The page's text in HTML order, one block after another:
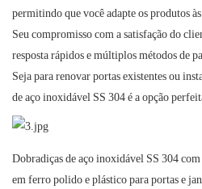
permitindo que você adapte os produtos
Seu compromisso com a satisfação do
resposta rápidos e múltiplos métodos de
Seja para renovar portas existentes ou
de aço inoxidável SS 304 é a opção
Dobradiças de aço inoxidável SS 304
em ferro polido e plástico para portas e